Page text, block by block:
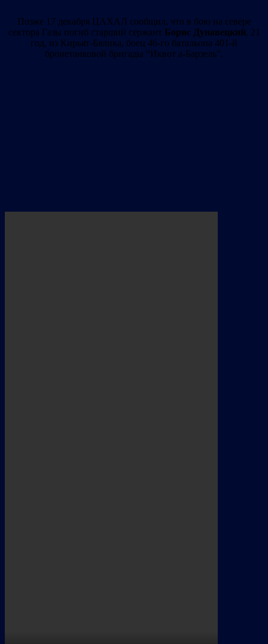
Позже 17 декабря ЦАХАЛ сообщил, что в бою на севере
сектора Газы погиб старший сержант Борис Дунавецкий, 21
год, из Кирьят-Бялика, боец 46-го батальона 401-й
бронетанковой бригады “Иквот а-Барзель”.